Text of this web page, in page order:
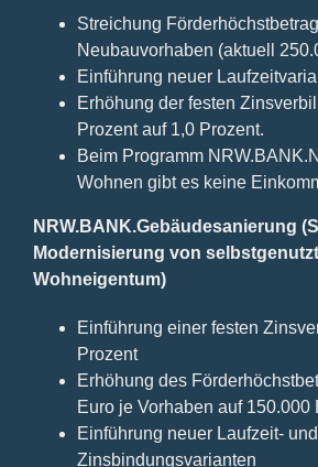
Streichung
Neubauvorhaben (aktuell
Einführung neuer
Erhöhung der festen
Prozent auf 1,0 Prozent.
Beim Programm
Wohnen gibt es keine
NRW.BANK.Gebäudesanierung
Modernisierung von
Wohneigentum)
Einführung einer festen
Prozent
Erhöhung des
Euro je Vorhaben auf 150.000
Einführung neuer Laufzeit- und
Zinsbindungsvarianten